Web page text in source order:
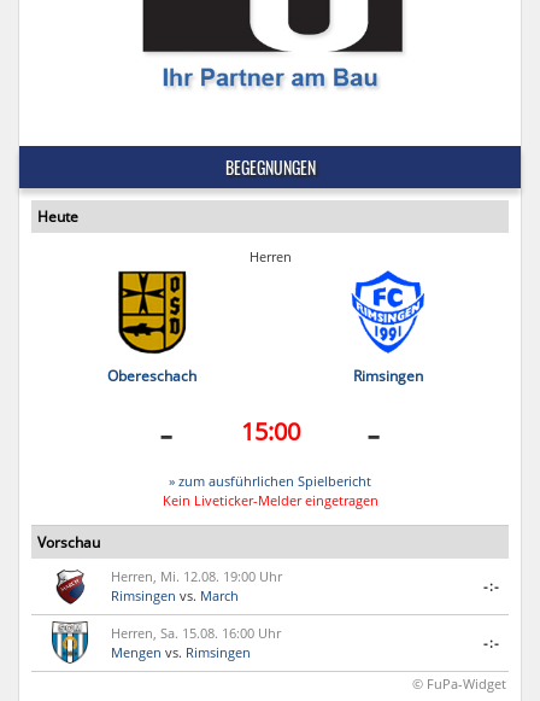
BEGEGNUNGEN
Heute
Herren
Obereschach Rimsingen
- 15:00 -
» zum ausführlichen Spielbericht
Kein Liveticker-Melder eingetragen
Vorschau
Herren, Mi. 12.08. 19:00 Uhr
Rimsingen vs. March
-:-
Herren, Sa. 15.08. 16:00 Uhr
Mengen vs. Rimsingen
-:-
© FuPa-Widget